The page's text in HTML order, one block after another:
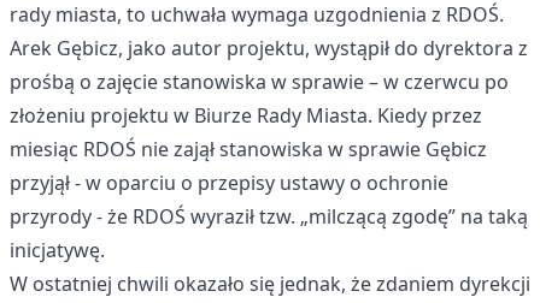
rady miasta, to uchwała wymaga uzgodnienia z RDOŚ.
Arek Gębicz, jako autor projektu, wystąpił do dyrektora z
prośbą o zajęcie stanowiska w sprawie – w czerwcu po
złożeniu projektu w Biurze Rady Miasta. Kiedy przez
miesiąc RDOŚ nie zajął stanowiska w sprawie Gębicz
przyjął - w oparciu o przepisy ustawy o ochronie
przyrody - że RDOŚ wyraził tzw. „milczącą zgodę” na taką
inicjatywę.
W ostatniej chwili okazało się jednak, że zdaniem dyrekcji